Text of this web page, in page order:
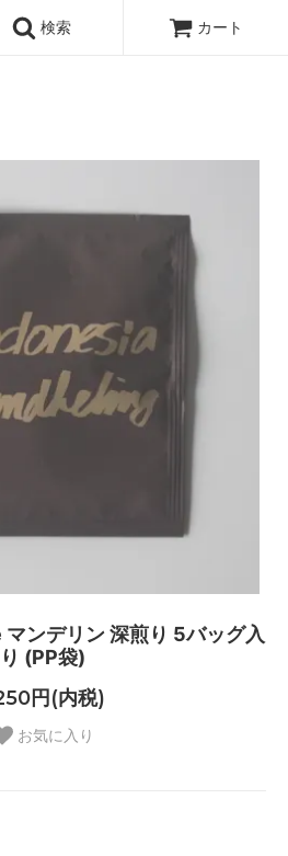
検索 カート
ンデリン 深煎り 5バッグ入
り (PP袋)
円(内税)
お気に入り